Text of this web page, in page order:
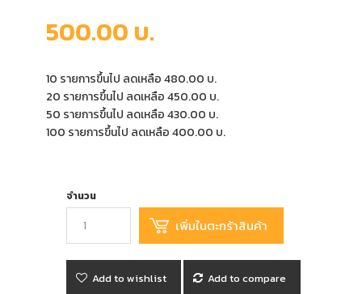
500.00 บ.
10 รายการขึ้นไป ลดเหลือ 480.00 บ.
20 รายการขึ้นไป ลดเหลือ 450.00 บ.
50 รายการขึ้นไป ลดเหลือ 430.00 บ.
100 รายการขึ้นไป ลดเหลือ 400.00 บ.
จำนวน
Add to wishlist Add to compare